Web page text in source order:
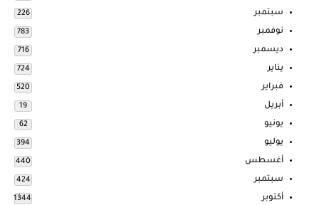
سبتمبر 226
نوفمبر 783
ديسمبر 716
يناير 724
فبراير 520
أبريل 19
يونيو 62
يوليو 394
أغسطس 440
سبتمبر 424
أكتوبر 1344